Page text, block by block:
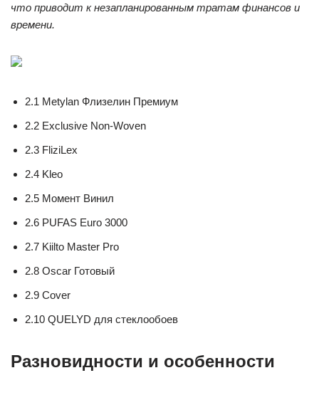
что приводит к незапланированным тратам финансов и
времени.
2.1 Metylan Флизелин Премиум
2.2 Exclusive Non-Woven
2.3 FliziLex
2.4 Kleo
2.5 Момент Винил
2.6 PUFAS Euro 3000
2.7 Kiilto Master Pro
2.8 Oscar Готовый
2.9 Cover
2.10 QUELYD для стеклообоев
Разновидности и особенности